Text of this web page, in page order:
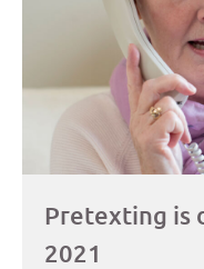
Pretexting is
2021